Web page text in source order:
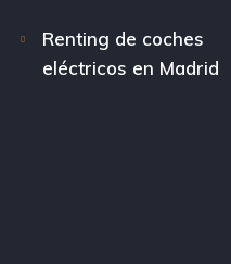
Renting de coches
eléctricos en Madrid